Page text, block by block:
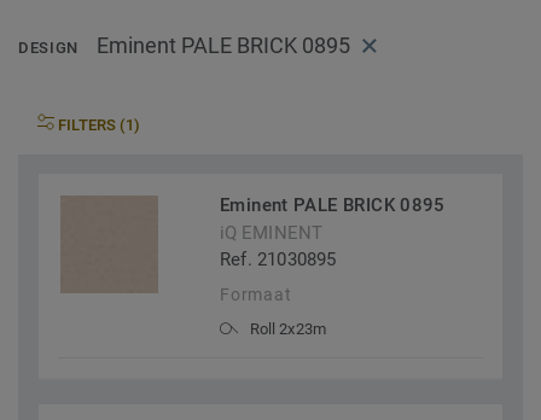
DESIGN Eminent PALE BRICK 0895
FILTERS (1)
Eminent PALE BRICK 0895
iQ EMINENT
Ref. 21030895
Formaat
Roll 2x23m